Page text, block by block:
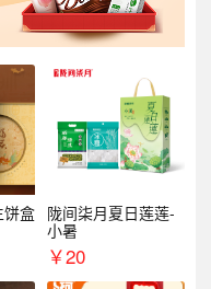
饼盒 陇间柒月夏日莲莲-
小暑
￥20